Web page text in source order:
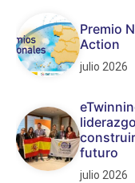
Premio
Action
julio 2026
futuro
julio 2026